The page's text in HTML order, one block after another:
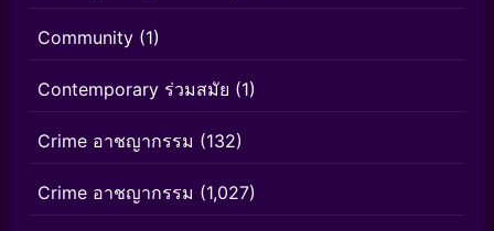
Community (1)
Contemporary ร่วมสมัย (1)
Crime อาชญากรรม (132)
Crime อาชญากรรม (1,027)